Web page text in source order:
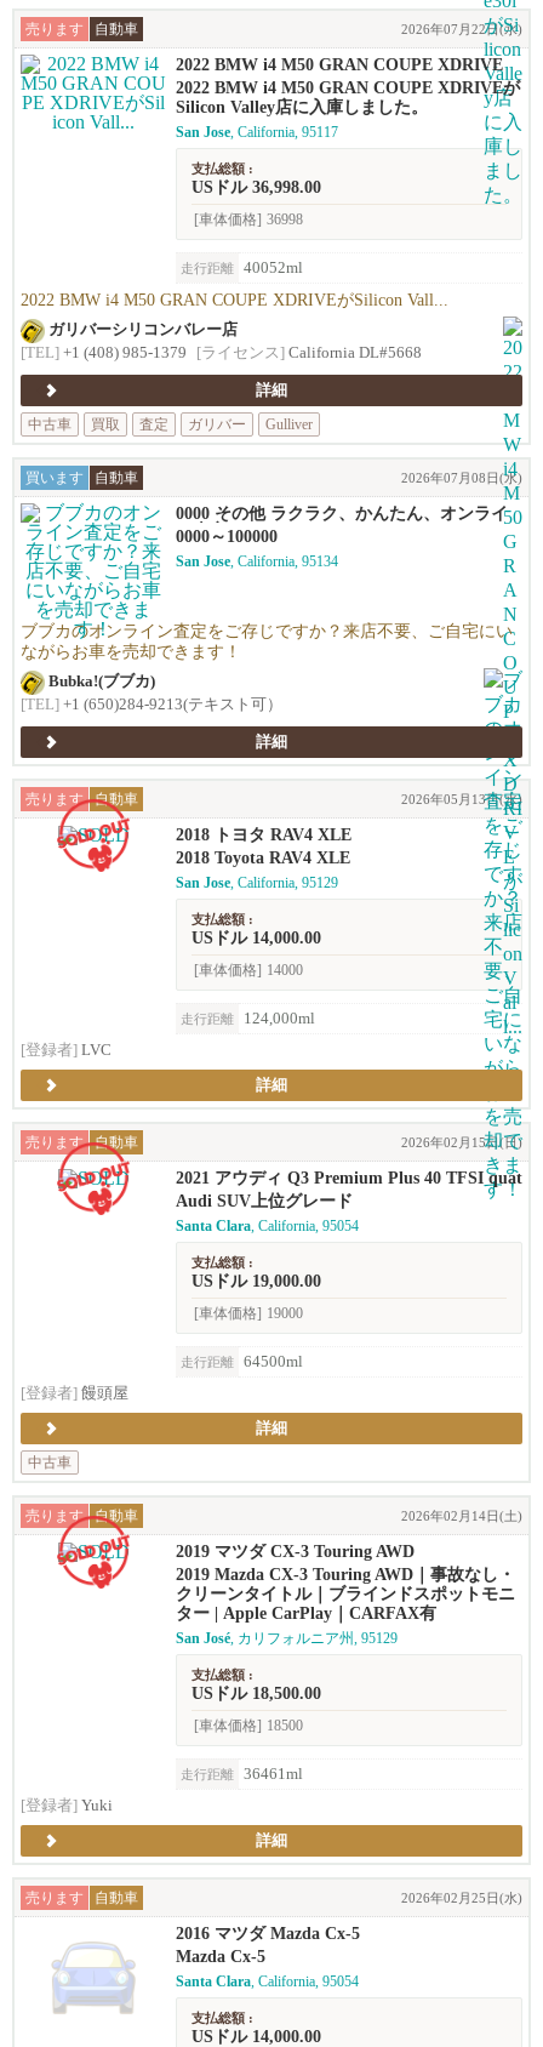
売ります 自動車 2026年07月22日(水)
2022 BMW i4 M50 GRAN COUPE XDRIVE
2022 BMW i4 M50 GRAN COUPE XDRIVEが
Silicon Valley店に入庫しました。
San Jose, California, 95117
支払総額 :
USドル 36,998.00
[車体価格] 36998
走行距離 40052ml
2022 BMW i4 M50 GRAN COUPE XDRIVEがSilicon Vall...
ガリバーシリコンバレー店
[TEL] +1 (408) 985-1379 [ライセンス] California DL#5668
詳細
中古車
買取 査定 ガリバー Gulliver
買います 自動車 2026年07月08日(水)
0000 その他 ラクラク、かんたん、オンライ
ン査定！
0000～100000
San Jose, California, 95134
ブブカのオンライン査定をご存じですか？来店不要、ご自宅にい
ながらお車を売却できます！
Bubka!(ブブカ)
[TEL] +1 (650)284-9213(テキスト可）
詳細
売ります 自動車 2026年05月13日(水)
2018 トヨタ RAV4 XLE
2018 Toyota RAV4 XLE
San Jose, California, 95129
支払総額 :
USドル 14,000.00
[車体価格] 14000
走行距離
124,000ml
[登録者] LVC
詳細
売ります 自動車 2026年02月15日(日)
2021 アウディ Q3 Premium Plus 40 TFSI quat
tro (2.0T)
Audi SUV上位グレード
Santa Clara, California, 95054
支払総額 :
USドル 19,000.00
[車体価格] 19000
走行距離
64500ml
[登録者] 饅頭屋
詳細
中古車
売ります 自動車 2026年02月14日(土)
2019 マツダ CX-3 Touring AWD
2019 Mazda CX-3 Touring AWD｜事故なし・
クリーンタイトル｜ブラインドスポットモニ
ター | Apple CarPlay｜CARFAX有
San José, カリフォルニア州, 95129
支払総額 :
USドル 18,500.00
[車体価格] 18500
走行距離
36461ml
[登録者] Yuki
詳細
売ります 自動車 2026年02月25日(水)
2016 マツダ Mazda Cx-5
Mazda Cx-5
Santa Clara, California, 95054
支払総額 :
USドル 14,000.00